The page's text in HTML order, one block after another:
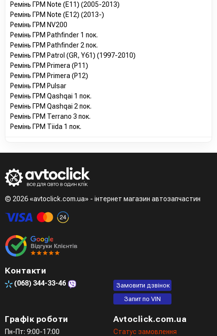
Ремінь ГРМ Note (E11) (2005-2013)
Ремінь ГРМ Note (E12) (2013-)
Ремінь ГРМ NV200
Ремінь ГРМ Pathfinder 1 пок.
Ремінь ГРМ Pathfinder 2 пок.
Ремінь ГРМ Patrol (GR, Y61) (1997-2010)
Ремінь ГРМ Primera (P11)
Ремінь ГРМ Primera (P12)
Ремінь ГРМ Pulsar
Ремінь ГРМ Qashqai 1 пок.
Ремінь ГРМ Qashqai 2 пок.
Ремінь ГРМ Terrano 3 пок.
Ремінь ГРМ Tiida 1 пок.
© 2026 «avtoclick.com.ua» - інтернет магазин автозапчастин
Контакти
(068) 344-33-46
Замовити дзвінок
Запит по VIN
Графік роботи
Пн-Пт: 9:00-17:00
Avtoclick.com.ua
Статус замовлення